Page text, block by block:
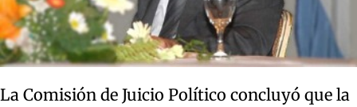
La Comisión de Juicio Político concluyó que la